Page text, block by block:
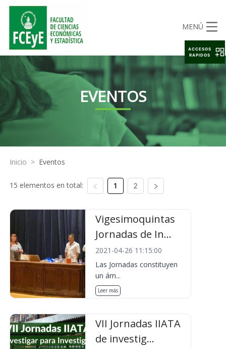
MENÚ
EVENTOS
Inicio > Eventos
15 elementos en total: 1 2
Vigesimoquintas
Jornadas de In...
2021-04-26 11:15:00
Las Jornadas constituyen
un ám...
Leer más
VII Jornadas IIATA
de investig...
ACCESOS
RAPIDOS